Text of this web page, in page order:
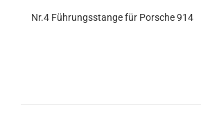
Nr.4 Führungsstange für Porsche 914